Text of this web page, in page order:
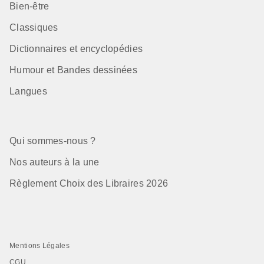
Bien-être
Classiques
Dictionnaires et encyclopédies
Humour et Bandes dessinées
Langues
Qui sommes-nous ?
Nos auteurs à la une
Règlement Choix des Libraires 2026
Mentions Légales
CGU